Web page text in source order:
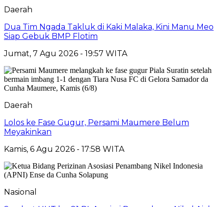
Daerah
Dua Tim Ngada Takluk di Kaki Malaka, Kini Manu Meo
Siap Gebuk BMP Flotim
Jumat, 7 Agu 2026 - 19:57 WITA
Daerah
Lolos ke Fase Gugur, Persami Maumere Belum
Meyakinkan
Kamis, 6 Agu 2026 - 17:58 WITA
Nasional